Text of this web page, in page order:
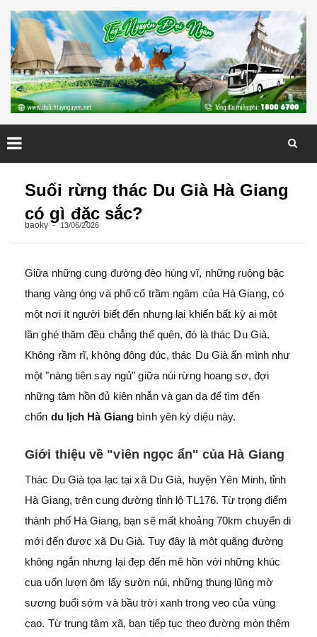
Suối rừng thác Du Già Hà Giang
có gì đặc sắc?
baoky 13/06/2026
Giữa những cung đường đèo hùng vĩ, những ruộng bậc
thang vàng óng và phố cổ trầm ngâm của Hà Giang, có
một nơi ít người biết đến nhưng lại khiến bất kỳ ai một
lần ghé thăm đều chẳng thể quên, đó là thác Du Già.
Không rầm rĩ, không đông đúc, thác Du Già ẩn mình như
một "nàng tiên say ngủ" giữa núi rừng hoang sơ, đợi
những tâm hồn đủ kiên nhẫn và gan dạ để tìm đến
chốn du lịch Hà Giang bình yên kỳ diệu này.
Giới thiệu về "viên ngọc ẩn" của Hà Giang
Thác Du Già tọa lạc tại xã Du Già, huyện Yên Minh, tỉnh
Hà Giang, trên cung đường tỉnh lộ TL176. Từ trọng điểm
thành phố Hà Giang, bạn sẽ mất khoảng 70km chuyển di
mới đến được xã Du Già. Tuy đây là một quãng đường
không ngắn nhưng lại đẹp đến mê hồn với những khúc
cua uốn lượn ôm lấy sườn núi, những thung lũng mờ
sương buổi sớm và bầu trời xanh trong veo của vùng
cao. Từ trung tâm xã, bạn tiếp tục theo đường mòn thêm